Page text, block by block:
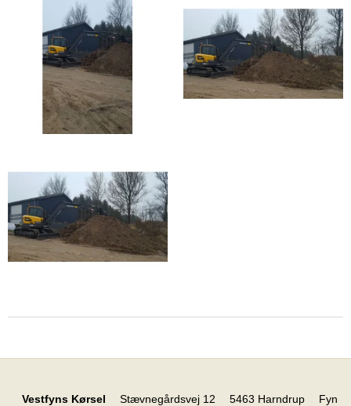
Vestfyns Kørsel Stævnegårdsvej 12 5463 Harndrup Fyn